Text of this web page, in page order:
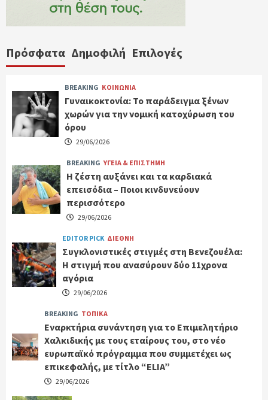
Πρόσφατα Δημοφιλή Επιλογές
BREAKING ΚΟΙΝΩΝΙΑ
Γυναικοκτονία: Το παράδειγμα ξένων
χωρών για την νομική κατοχύρωση του
όρου
29/06/2026
BREAKING ΥΓΕΙΑ & ΕΠΙΣΤΗΜΗ
Η ζέστη αυξάνει και τα καρδιακά
επεισόδια – Ποιοι κινδυνεύουν
περισσότερο
29/06/2026
EDITOR PICK ΔΙΕΘΝΗ
Συγκλονιστικές στιγμές στη Βενεζουέλα:
Η στιγμή που ανασύρουν δύο 11χρονα
αγόρια
29/06/2026
BREAKING ΤΟΠΙΚΑ
Εναρκτήρια συνάντηση για το Επιμελητήριο
Χαλκιδικής με τους εταίρους του, στο νέο
ευρωπαϊκό πρόγραμμα που συμμετέχει ως
επικεφαλής, με τίτλο “ELIA”
29/06/2026